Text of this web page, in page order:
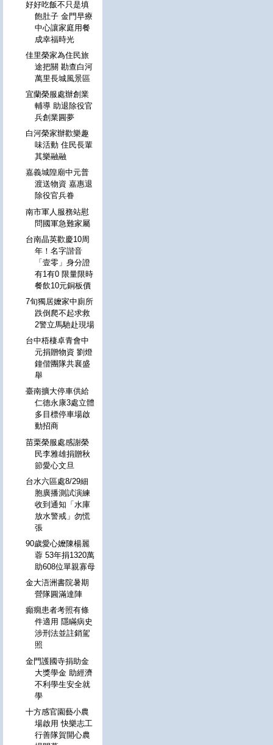
好好吃飯不只是填
飽肚子 金門早療
中心讓家庭用餐
成幸福時光
佳里榮家為住民旅
途把關 勘查白河
萬里長城風景區
宜蘭榮服處辦創業
輔導 助退除役官
兵創業圓夢
白河榮家辦歡樂趣
味活動 住民長輩
其樂融融
嘉義城隍廟中元普
渡送物資 嘉惠退
除役官兵眷
南市軍人服務站慰
問國軍急難家屬
台南晶英歡慶10周
年！名字諧音
「壹零」身分證
有1有0 限量限時
餐飲10元銅板價
7旬獨居嬤家中廁所
跌倒爬不起求救
2警立馬馳赴現場
台中梧棲卓青會中
元捐贈物資 劉燈
鐘偕團隊共襄盛
舉
臺南擴大停車供給
仁德永康3處立體
多目標停車場啟
動招商
苗栗榮服處感謝榮
民李雅雄捐贈秋
節愛心文旦
台水六區處8/29細
胞廣播測試演練
收到通知「水庫
放水警戒」勿慌
張
90歲愛心嬤陳楊麗
蓉 53年捐1320萬
助608位單親寡母
金大浯洲書院暑期
營隊圓滿達陣
癲癇患者考照有條
件適用 隱瞞病史
涉刑法並註銷駕
照
金門護國寺捐助金
大獎學金 助經濟
不利學生安全就
學
十方感官園藝小農
場啟用 快樂志工
行善隊賀開心農